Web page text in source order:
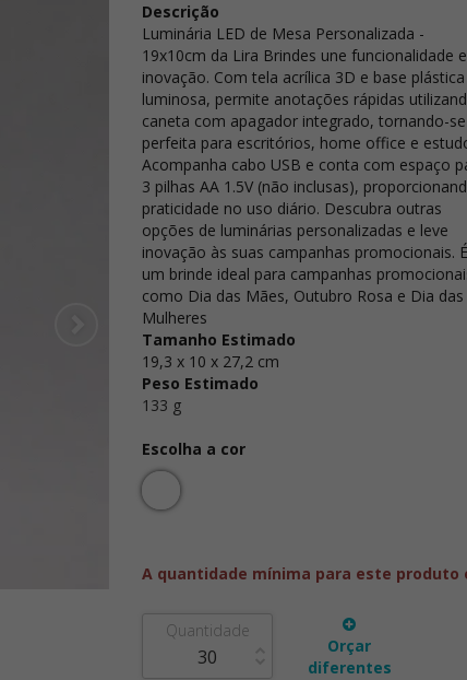
Descrição
Luminária LED de Mesa Personalizada -
19x10cm da Lira Brindes une funcionalidade e
inovação. Com tela acrílica 3D e base plástica
luminosa, permite anotações rápidas
caneta com apagador integrado, tornando-se
perfeita para escritórios, home office e
Acompanha cabo USB e conta com espaço
3 pilhas AA 1.5V (não inclusas),
praticidade no uso diário. Descubra outras
opções de luminárias personalizadas e leve
inovação às suas campanhas promocionais. É
um brinde ideal para campanhas
como Dia das Mães, Outubro Rosa e Dia das
Mulheres
Tamanho Estimado
19,3 x 10 x 27,2 cm
Peso Estimado
133 g
Escolha a cor
A quantidade mínima para este produto
Quantidade
Orçar
diferentes